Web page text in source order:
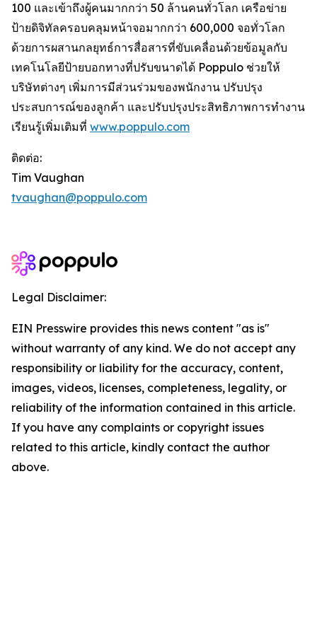
100 และเข้าถึงผู้คนมากกว่า 50 ล้านคนทั่วโลก เครือข่าย
ป้ายดิจิทัลครอบคลุมหน้าจอมากกว่า 600,000 จอทั่วโลก
ด้วยการผสานกลยุทธ์การสื่อสารที่ขับเคลื่อนด้วยข้อมูลกับ
เทคโนโลยีป้ายบอกทางที่ปรับขนาดได้ Poppulo ช่วยให้
บริษัทต่างๆ เพิ่มการมีส่วนร่วมของพนักงาน ปรับปรุง
ประสบการณ์ของลูกค้า และปรับปรุงประสิทธิภาพการทำงาน
เรียนรู้เพิ่มเติมที่ www.poppulo.com
ติดต่อ:
Tim Vaughan
tvaughan@poppulo.com
Legal Disclaimer:
EIN Presswire provides this news content "as is"
without warranty of any kind. We do not accept any
responsibility or liability for the accuracy, content,
images, videos, licenses, completeness, legality, or
reliability of the information contained in this article.
If you have any complaints or copyright issues
related to this article, kindly contact the author
above.